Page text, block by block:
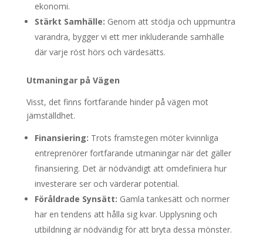
ekonomi.
Stärkt Samhälle: Genom att stödja och uppmuntra
varandra, bygger vi ett mer inkluderande samhälle
där varje röst hörs och värdesätts.
Utmaningar på Vägen
Visst, det finns fortfarande hinder på vägen mot
jämställdhet.
Finansiering: Trots framstegen möter kvinnliga
entreprenörer fortfarande utmaningar när det gäller
finansiering. Det är nödvändigt att omdefiniera hur
investerare ser och värderar potential.
Föråldrade Synsätt: Gamla tankesätt och normer
har en tendens att hålla sig kvar. Upplysning och
utbildning är nödvändig för att bryta dessa mönster.